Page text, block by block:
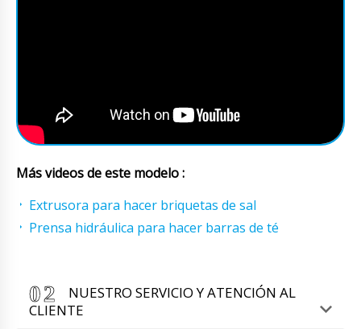
Más videos de este modelo :
Extrusora para hacer briquetas de sal
Prensa hidráulica para hacer barras de té
NUESTRO SERVICIO Y ATENCIÓN AL
CLIENTE